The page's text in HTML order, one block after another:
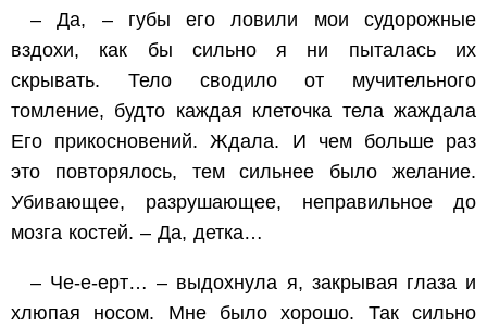
– Да, – губы его ловили мои судорожные
вздохи, как бы сильно я ни пыталась их
скрывать. Тело сводило от мучительного
томление, будто каждая клеточка тела жаждала
Его прикосновений. Ждала. И чем больше раз
это повторялось, тем сильнее было желание.
Убивающее, разрушающее, неправильное до
мозга костей. – Да, детка…
– Че-е-ерт… – выдохнула я, закрывая глаза и
хлюпая носом. Мне было хорошо. Так сильно